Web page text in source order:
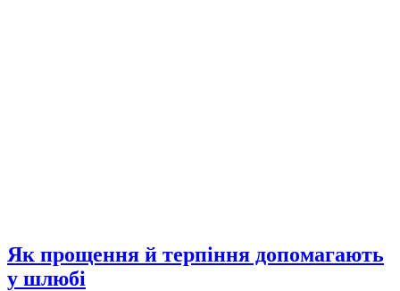
Як прощення й терпіння допомагають
у шлюбі